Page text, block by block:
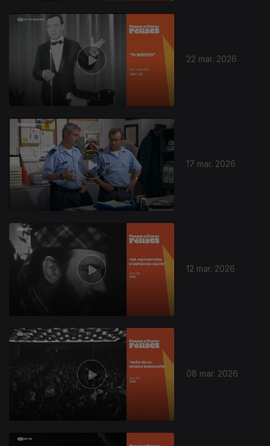
22 mar. 2026
17 mar. 2026
12 mar. 2026
08 mar. 2026